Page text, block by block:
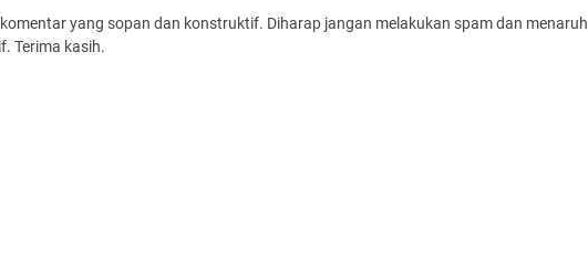
yang sopan dan konstruktif. Diharap jangan melakukan spam dan menaruh
Terima kasih.